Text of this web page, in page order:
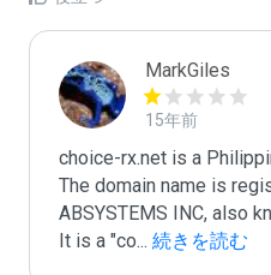
MarkGiles
15年前
choice-rx.net is a
The domain name is
ABSYSTEMS INC, also
It is a "co... 続きを読む